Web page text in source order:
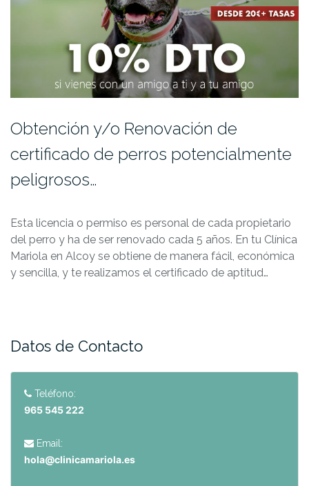
Obtención y/o Renovación de
certificado de perros potencialmente
peligrosos…
Esta licencia o permiso es personal de cada propietario
del perro y ha de ser renovado cada 5 años. En tu Clínica
Mariola en Alcoy se obtiene de manera fácil, económica
y sencilla, y te realizamos el certificado de aptitud…
Datos de Contacto
Teléfono:
965 545 222
Email:
hola@clinicamariola.es